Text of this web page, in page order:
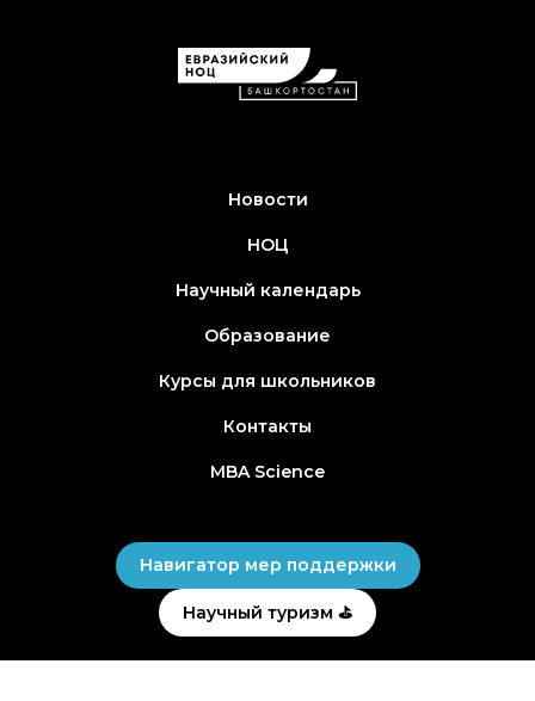
Новости
НОЦ
Научный календарь
Образование
Курсы для школьников
Контакты
MBA Science
Навигатор мер поддержки
Научный туризм ⛳